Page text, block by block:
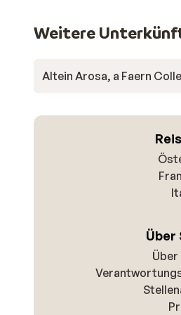
Weitere
Altein Arosa, a Faern
Über
Über